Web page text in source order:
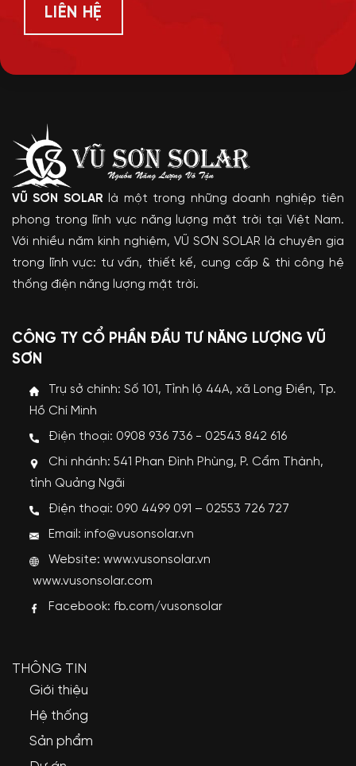
LIÊN HỆ
VŨ SƠN SOLAR là một trong những doanh nghiệp tiên
phong trong lĩnh vực năng lượng mặt trời tại Việt Nam.
Với nhiều năm kinh nghiệm, VŨ SƠN SOLAR là chuyên gia
trong lĩnh vực: tư vấn, thiết kế, cung cấp & thi công hệ
thống điện năng lượng mặt trời.
CÔNG TY CỔ PHẦN ĐẦU TƯ NĂNG LƯỢNG VŨ
SƠN
Trụ sở chính: Số 101, Tỉnh lộ 44A, xã Long Điền, Tp.
Hồ Chí Minh
Điện thoại: 0908 936 736 - 02543 842 616
Chi nhánh: 541 Phan Đình Phùng, P. Cẩm Thành,
tỉnh Quảng Ngãi
Điện thoại: 090 4499 091 – 02553 726 727
Email: info@vusonsolar.vn
Website:www.vusonsolar.vn
www.vusonsolar.com
Facebook: fb.com/vusonsolar
THÔNG TIN
Giới thiệu
Hệ thống
Sản phẩm